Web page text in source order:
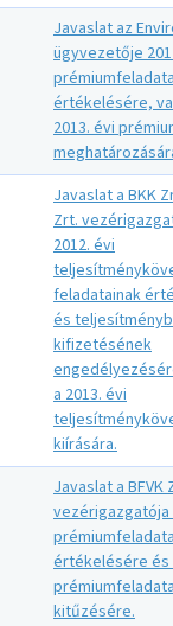
Javaslat az
ügyvezetője
értékelésére,
2013. évi
Javaslat a BKK
Zrt.
2012. évi
feladatainak
és
kifizetésének
a 2013. évi
kiírására.
Javaslat a BFVK
vezérigazgatója
értékelésére és
kitűzésére.